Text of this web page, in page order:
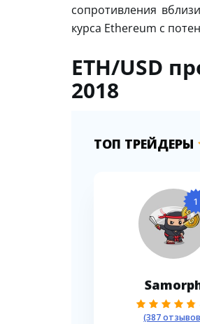
сопротивления
курса Ethereum с
ETH/USD
2018
ТОП ТРЕЙДЕРЫ
1
(387